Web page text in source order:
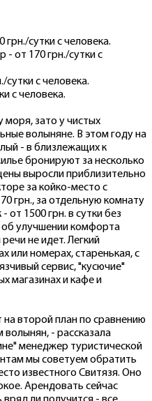
сутки с человека.
от 170 грн./сутки с
с человека.
с человека.
зато у чистых
волыняне. В этом году на
- в близлежащих к
бронируют за несколько
выросли приблизительно
за койко-место с
грн., за отдельную комнату
от 1500 грн. в сутки без
об улучшении комфорта
не идет. Легкий
или номерах, старенькая, с
сервис, "кусючие"
магазинах и кафе и
второй план по сравнению
- рассказала
менеджер туристической
мы советуем обратить
известного Свитязя. Оно
Арендовать сейчас